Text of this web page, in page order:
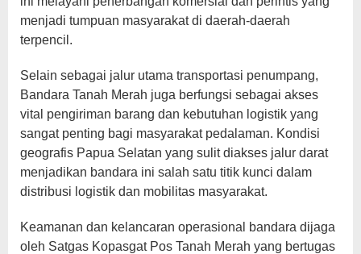
menjadi tumpuan masyarakat di daerah-daerah
terpencil.
Selain sebagai jalur utama transportasi penumpang,
Bandara Tanah Merah juga berfungsi sebagai akses
vital pengiriman barang dan kebutuhan logistik yang
sangat penting bagi masyarakat pedalaman. Kondisi
geografis Papua Selatan yang sulit diakses jalur darat
menjadikan bandara ini salah satu titik kunci dalam
distribusi logistik dan mobilitas masyarakat.
Keamanan dan kelancaran operasional bandara dijaga
oleh Satgas Kopasgat Pos Tanah Merah yang bertugas